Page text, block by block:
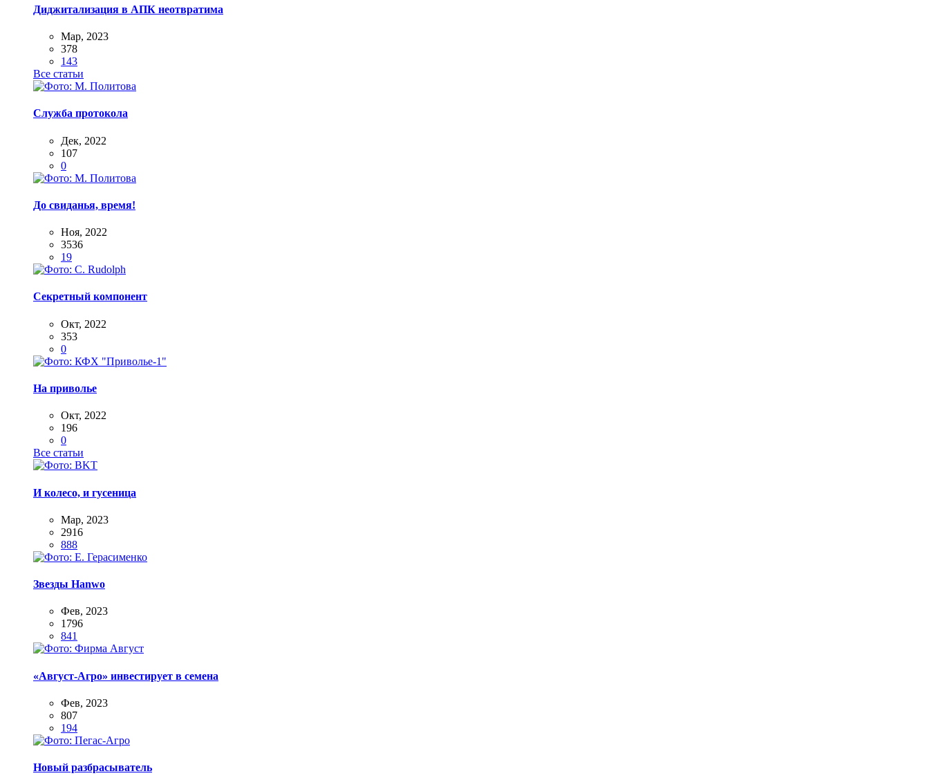
Диджитализация в АПК неотвратима
Мар, 2023
378
143
Все статьи
Служба протокола
Дек, 2022
107
0
До свиданья, время!
Ноя, 2022
3536
19
Секретный компонент
Окт, 2022
353
0
На приволье
Окт, 2022
196
0
Все статьи
И колесо, и гусеница
Мар, 2023
2916
888
Звезды Hanwo
Фев, 2023
1796
841
«Август-Агро» инвестирует в семена
Фев, 2023
807
194
Новый разбрасыватель